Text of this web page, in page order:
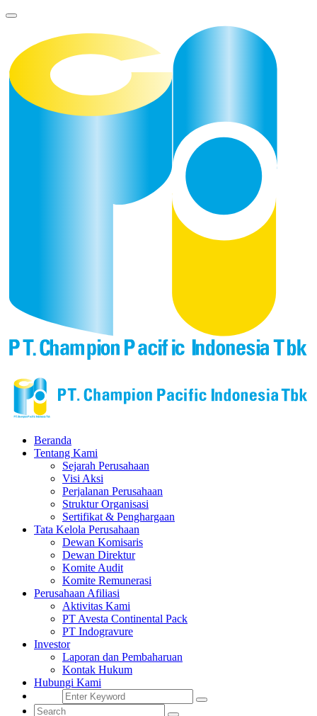
Beranda
Tentang Kami
Sejarah Perusahaan
Visi Aksi
Perjalanan Perusahaan
Struktur Organisasi
Sertifikat & Penghargaan
Tata Kelola Perusahaan
Dewan Komisaris
Dewan Direktur
Komite Audit
Komite Remunerasi
Perusahaan Afiliasi
Aktivitas Kami
PT Avesta Continental Pack
PT Indogravure
Investor
Laporan dan Pembaharuan
Kontak Hukum
Hubungi Kami